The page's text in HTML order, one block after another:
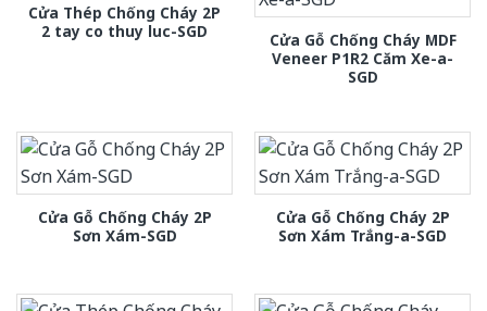
Cửa Thép Chống Cháy 2P
2 tay co thuy luc-SGD
Cửa Gỗ Chống Cháy MDF
Veneer P1R2 Căm Xe-a-
SGD
Cửa Gỗ Chống Cháy 2P
Sơn Xám-SGD
Cửa Gỗ Chống Cháy 2P
Sơn Xám Trắng-a-SGD